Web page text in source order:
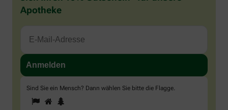
Apotheke
Sind Sie ein Mensch? Dann wählen Sie bitte die Flagge
Sind
Sie
1 2